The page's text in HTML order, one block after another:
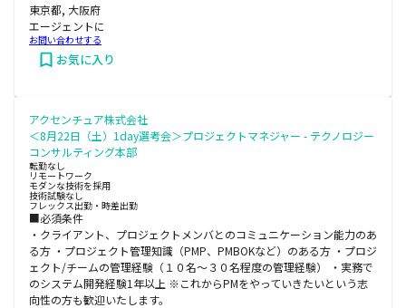
東京都, 大阪府
エージェントに
お問い合わせする
お気に入り
アクセンチュア株式会社
＜8月22日（土）1day選考会＞プロジェクトマネジャー - テクノロジー
コンサルティング本部
転勤なし
リモートワーク
モダンな技術を採用
技術試験なし
フレックス出勤・時差出勤
■必須条件
・クライアント、プロジェクトメンバとのコミュニケーション能力のあ
る方 ・プロジェクト管理知識（PMP、PMBOKなど）のある方 ・プロジ
ェクト/チームの管理経験（１０名～３０名程度の管理経験） ・実務で
のシステム開発経験1年以上 ※これからPMをやっていきたいという志
向性の方も歓迎いたします。